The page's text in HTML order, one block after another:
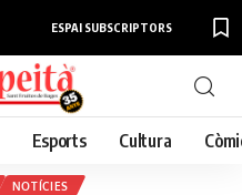
ESPAI SUBSCRIPTORS
Esports Cultura
NOTÍCIES